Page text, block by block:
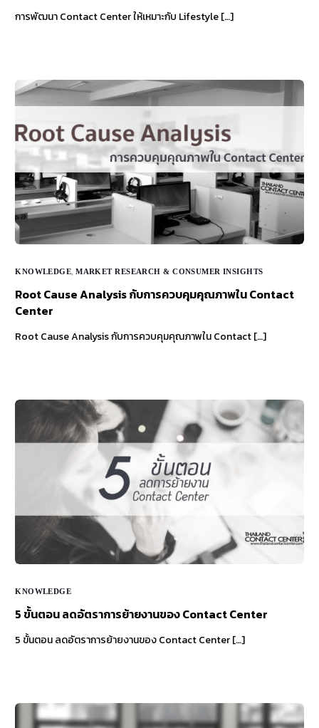
การพัฒนา Contact Center ให้เหมาะกับ Lifestyle […]
KNOWLEDGE ,MARKET RESEARCH & CONSUMER INSIGHTS
Root Cause Analysis กับการควบคุมคุณภาพใน Contact
Center
Root Cause Analysis กับการควบคุมคุณภาพใน Contact […]
KNOWLEDGE
5 ขั้นตอน ลดอัตราการย้ายงานของ Contact Center
5 ขั้นตอน ลดอัตราการย้ายงานของ Contact Center […]